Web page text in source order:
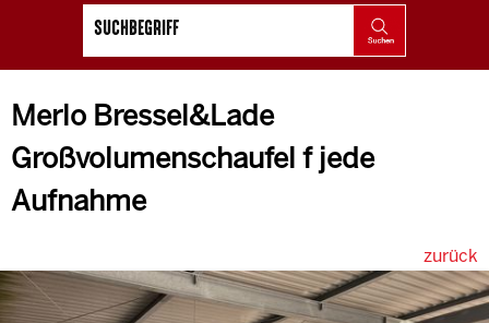
Merlo Bressel&Lade
Großvolumenschaufel f jede
Aufnahme
zurück